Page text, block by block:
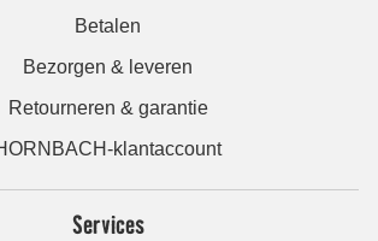
Betalen
Bezorgen & leveren
Retourneren & garantie
klantaccount
Services